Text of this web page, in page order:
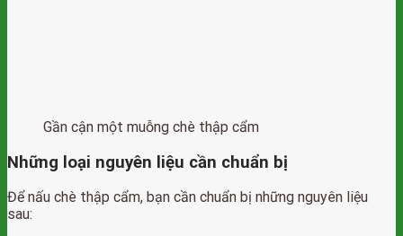
Gần cận một muỗng chè thập cẩm
Những loại nguyên liệu cần chuẩn bị
Để nấu chè thập cẩm, bạn cần chuẩn bị những nguyên liệu
sau: